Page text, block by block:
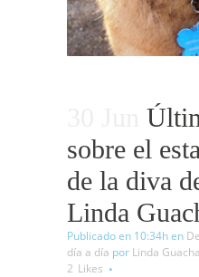
sobre el
de la diva
Linda
Publicado en 10:34hen
día a día por Linda
2 Likes